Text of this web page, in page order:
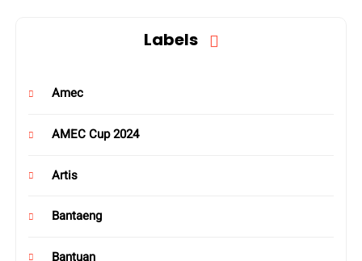
Labels
Amec
AMEC Cup 2024
Artis
Bantaeng
Bantuan